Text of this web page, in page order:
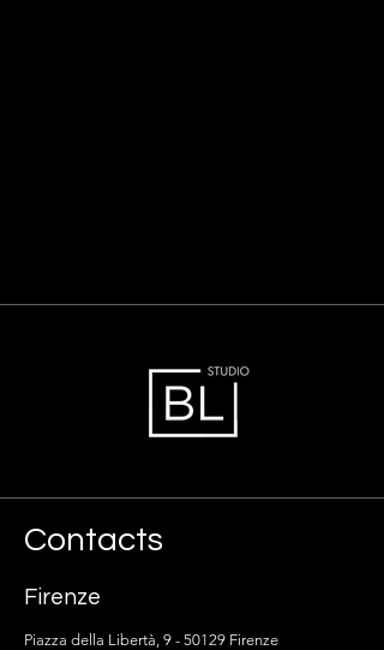
Contacts
Firenze
Piazza della Libertà, 9 - 50129 Firenze